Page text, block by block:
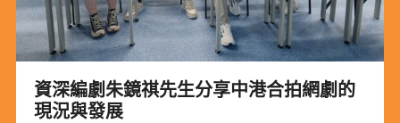
資深編劇朱鏡祺先生分享中港合拍網劇的
現況與發展